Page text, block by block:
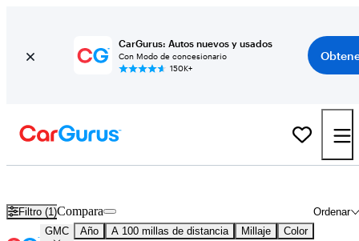
CarGurus: Autos nuevos y usados
Con Modo de concesionario
150K+
Filtro (1) Ordenar
Compara
GMC Año A 100 millas de distancia Millaje Color